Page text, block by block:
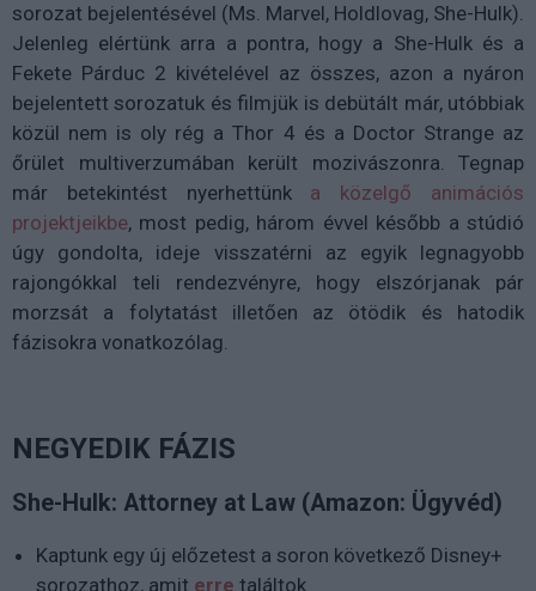
sorozat bejelentésével (Ms. Marvel, Holdlovag, She-Hulk).
Jelenleg elértünk arra a pontra, hogy a She-Hulk és a
Fekete Párduc 2 kivételével az összes, azon a nyáron
bejelentett sorozatuk és filmjük is debütált már, utóbbiak
közül nem is oly rég a Thor 4 és a Doctor Strange az
őrület multiverzumában került mozivászonra. Tegnap
már betekintést nyerhettünk a közelgő animációs
projektjeikbe, most pedig, három évvel később a stúdió
úgy gondolta, ideje visszatérni az egyik legnagyobb
rajongókkal teli rendezvényre, hogy elszórjanak pár
morzsát a folytatást illetően az ötödik és hatodik
fázisokra vonatkozólag.
NEGYEDIK FÁZIS
She-Hulk: Attorney at Law (Amazon: Ügyvéd)
Kaptunk egy új előzetest a soron következő Disney+
sorozathoz, amit erre találtok